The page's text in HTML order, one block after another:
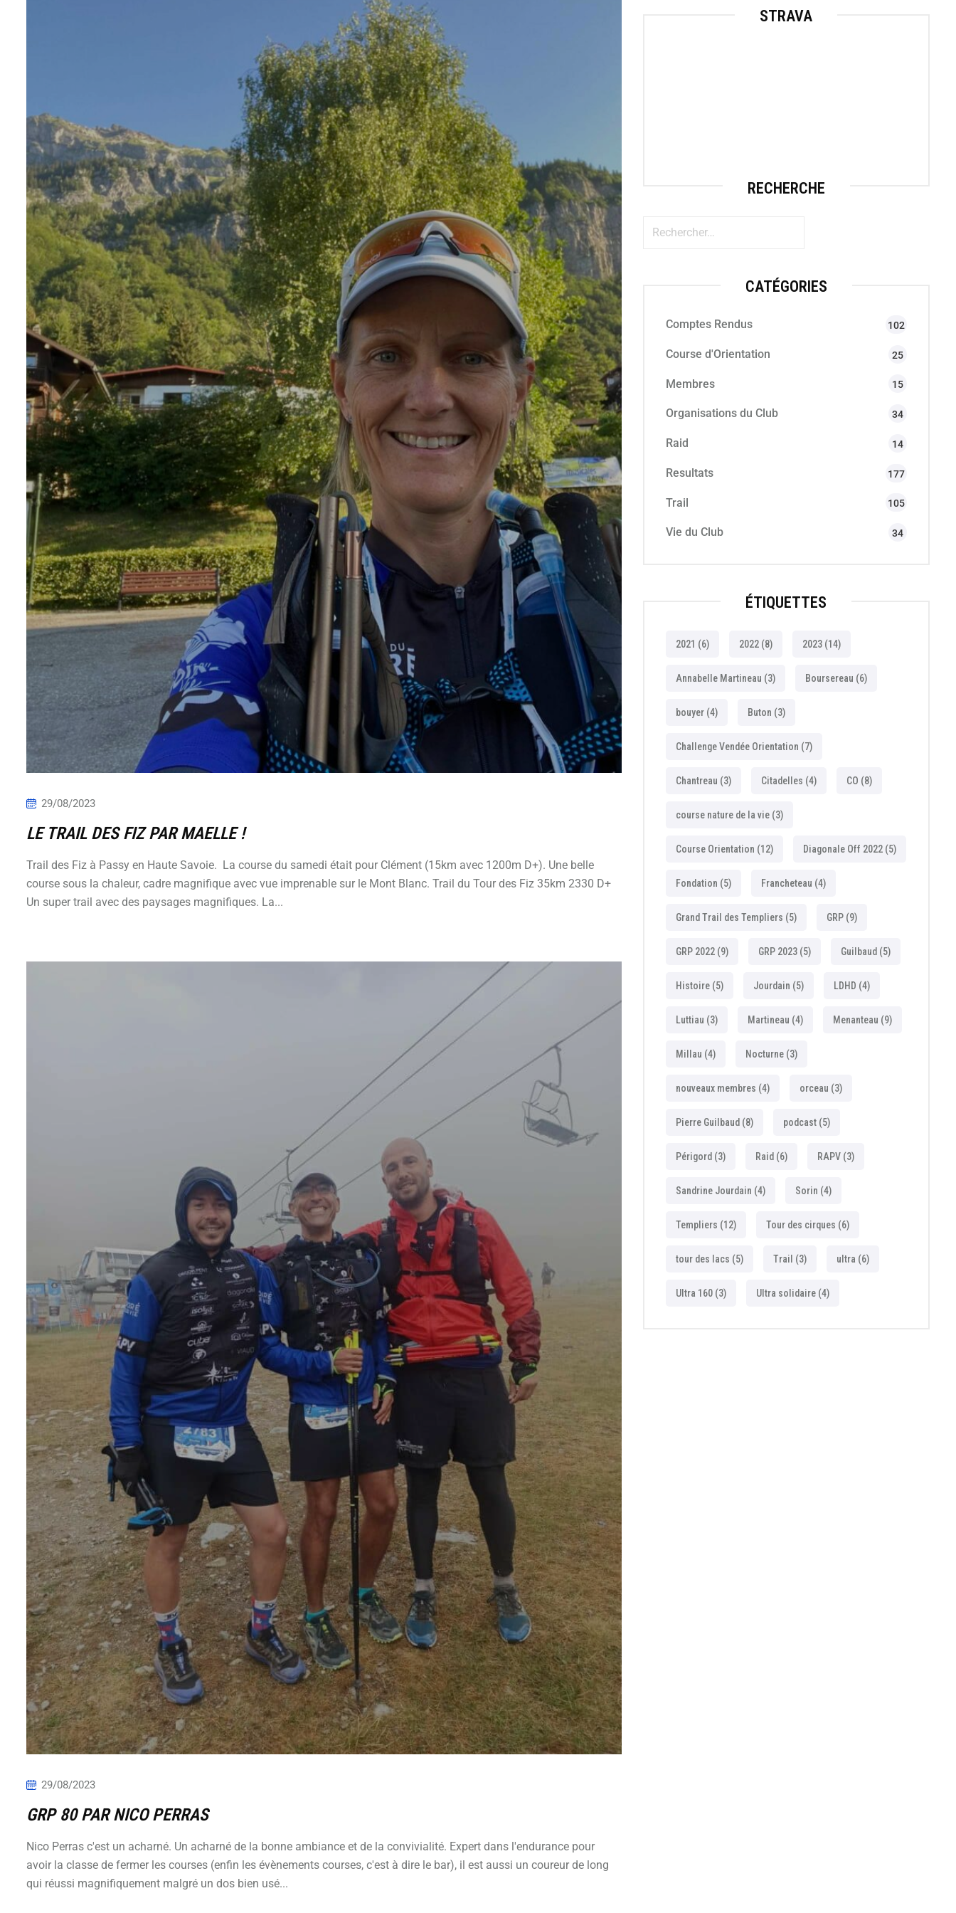
29/08/2023
LE TRAIL DES FIZ PAR MAELLE !
Trail des Fiz à Passy en Haute Savoie. La course du samedi était pour Clément (15km avec 1200m D+). Une belle
course sous la chaleur, cadre magnifique avec vue imprenable sur le Mont Blanc. Trail du Tour des Fiz 35km 2330 D+
Un super trail avec des paysages magnifiques. La...
29/08/2023
GRP 80 PAR NICO PERRAS
Nico Perras c'est un acharné. Un acharné de la bonne ambiance et de la convivialité. Expert dans l'endurance pour
avoir la classe de fermer les courses (enfin les évènements courses, c'est à dire le bar), il est aussi un coureur de long
qui réussi magnifiquement malgré un dos bien usé...
STRAVA
RECHERCHE
CATÉGORIES
Comptes Rendus 102
Course d'Orientation 25
Membres 15
Organisations du Club 34
Raid 14
Resultats 177
Trail 105
Vie du Club 34
ÉTIQUETTES
2021 (6) 2022(8) 2023(14)
Annabelle Martineau (3) Boursereau (6)
bouyer(4) Buton (3)
Challenge Vendée Orientation (7)
Chantreau (3) Citadelles (4) CO (8)
course nature de la vie(3)
Course Orientation (12) Diagonale Off 2022(5)
Fondation (5) Francheteau (4)
Grand Trail des Templiers (5) GRP(9)
GRP 2022(9) GRP 2023(5) Guilbaud (5)
Histoire(5) Jourdain (5) LDHD (4)
Luttiau (3) Martineau (4) Menanteau (9)
Millau (4) Nocturne(3)
nouveaux membres (4) orceau (3)
Pierre Guilbaud (8) podcast(5)
Périgord (3) Raid (6) RAPV(3)
Sandrine Jourdain (4) Sorin (4)
Templiers (12) Tour des cirques (6)
tour des lacs (5) Trail (3) ultra (6)
Ultra 160(3) Ultra solidaire(4)